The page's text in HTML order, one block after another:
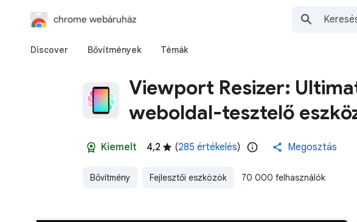
chrome webáruház
Discover Bővítmények Témák
Viewport Resizer:
weboldal-tesztelő
Kiemelt 4,2 (285 értékelés) Megosztás
Bővítmény Fejlesztői eszközök 70 000 felhasználók